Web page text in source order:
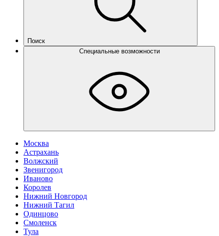
Поиск
Специальные возможности
Москва
Астрахань
Волжский
Звенигород
Иваново
Королев
Нижний Новгород
Нижний Тагил
Одинцово
Смоленск
Тула